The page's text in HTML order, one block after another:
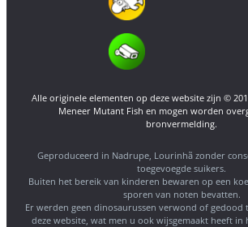
Alle originele elementen op deze website zijn ©
Meneer Mutant Fish en mogen worden
bronvermelding.
Geproduceerd in Nadrupe, Lourinhã zonder
toegevoegde suikers.
Buiten het bereik van kinderen bewaren op een
sporen van noten bevatten.
Er werden geen dinosaurussen verwond of gedood
deze website, wat men u ook wijsgemaakt heeft in